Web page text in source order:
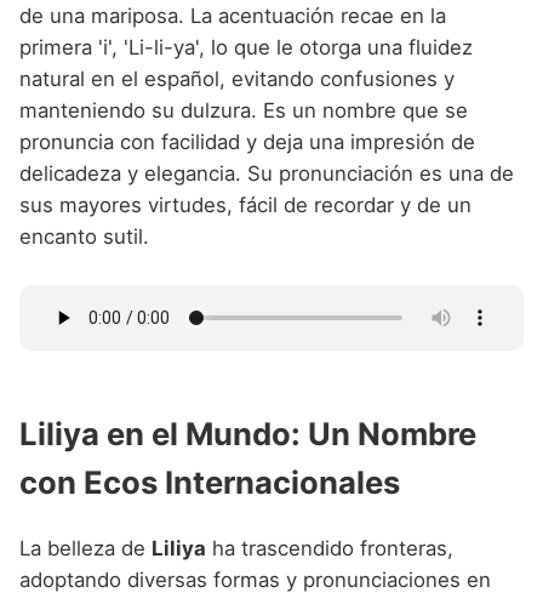
de una mariposa. La acentuación recae en la
primera 'i', 'Li-li-ya', lo que le otorga una fluidez
natural en el español, evitando confusiones y
manteniendo su dulzura. Es un nombre que se
pronuncia con facilidad y deja una impresión de
delicadeza y elegancia. Su pronunciación es una de
sus mayores virtudes, fácil de recordar y de un
encanto sutil.
Liliya en el Mundo: Un Nombre
con Ecos Internacionales
La belleza de Liliya ha trascendido fronteras,
adoptando diversas formas y pronunciaciones en